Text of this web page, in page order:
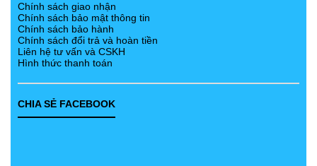
Chính sách giao nhận
Chính sách bảo mật thông tin
Chính sách bảo hành
Chính sách đổi trả và hoàn tiền
Liên hệ tư vấn và CSKH
Hình thức thanh toán
CHIA SẺ FACEBOOK